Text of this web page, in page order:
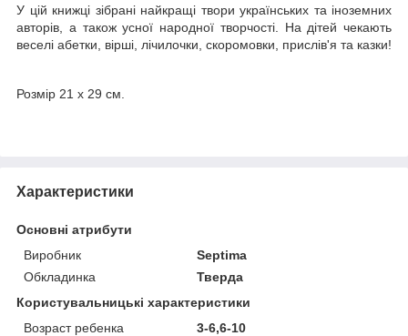
У цій книжці зібрані найкращі твори українських та іноземних
авторів, а також усної народної творчості. На дітей чекають
веселі абетки, вірші, лічилочки, скоромовки, прислів'я та казки!
Розмір 21 х 29 см.
Характеристики
Основні атрибути
Виробник
Septima
Обкладинка
Тверда
Користувальницькі характеристики
Возраст ребенка
3-6,6-10